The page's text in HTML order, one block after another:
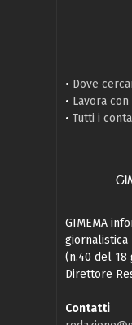
• Dove
• Lavora con
• Tutti i
GIMEMA
giornalistica
(n.40 del 18
Direttore
Contatti